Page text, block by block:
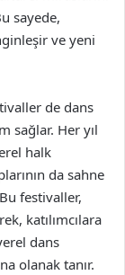
sayede,
ve yeni
de dans
sağlar. Her yıl
halk
da sahne
festivaller,
katılımcılara
dans
olanak tanır.